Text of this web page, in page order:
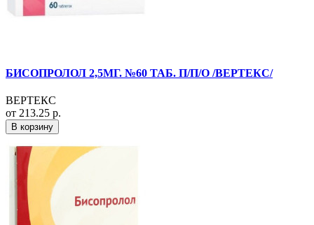
БИСОПРОЛОЛ 2,5МГ. №60 ТАБ. П/П/О /ВЕРТЕКС/
ВЕРТЕКС
от 213.25 р.
В корзину